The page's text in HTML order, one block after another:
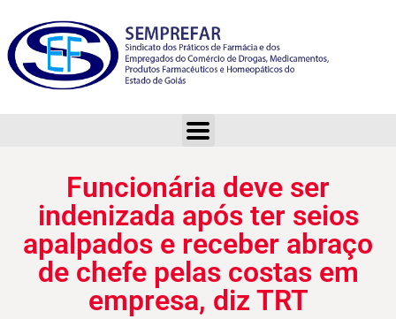
Funcionária deve ser
indenizada após ter seios
apalpados e receber abraço
de chefe pelas costas em
empresa, diz TRT